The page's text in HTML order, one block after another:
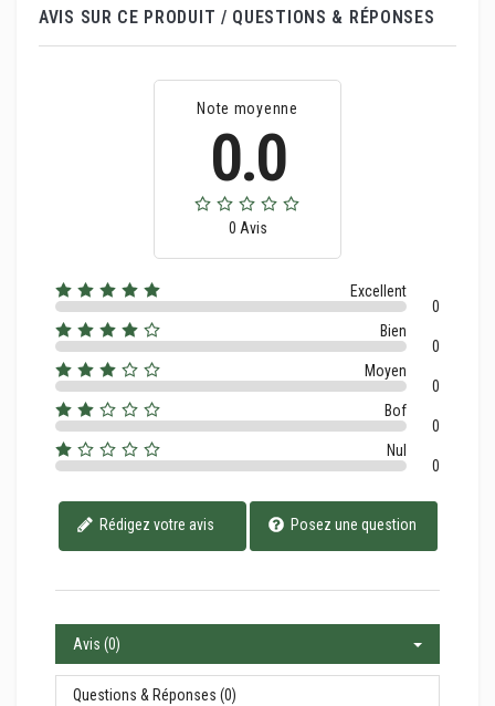
AVIS SUR CE PRODUIT / QUESTIONS & RÉPONSES
Note moyenne
0.0
0 Avis
Excellent
0
Bien
0
Moyen
0
Bof
0
Nul
0
Rédigez votre avis Posez une question
Avis (0)
Questions & Réponses (0)